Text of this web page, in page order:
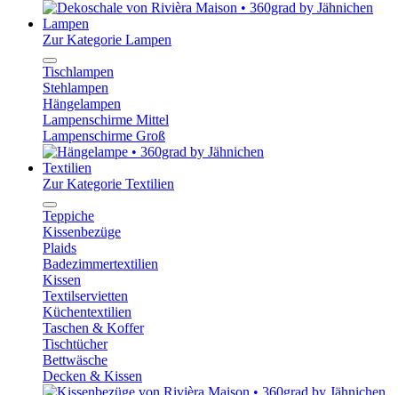
Lampen
Zur Kategorie Lampen
Tischlampen
Stehlampen
Hängelampen
Lampenschirme Mittel
Lampenschirme Groß
Textilien
Zur Kategorie Textilien
Teppiche
Kissenbezüge
Plaids
Badezimmertextilien
Kissen
Textilservietten
Küchentextilien
Taschen & Koffer
Tischtücher
Bettwäsche
Decken & Kissen